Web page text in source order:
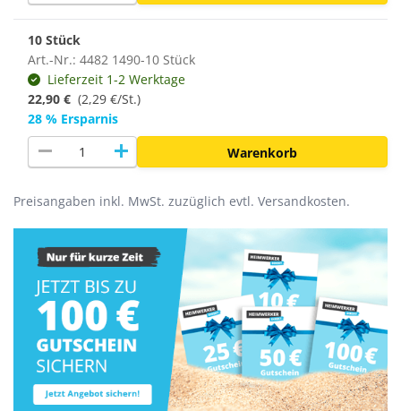
10 Stück
Art.-Nr.: 4482 1490-10 Stück
Lieferzeit 1-2 Werktage
22,90 € (2,29 €/St.)
28 % Ersparnis
remove add Warenkorb
Preisangaben inkl. MwSt. zuzüglich evtl. Versandkosten.